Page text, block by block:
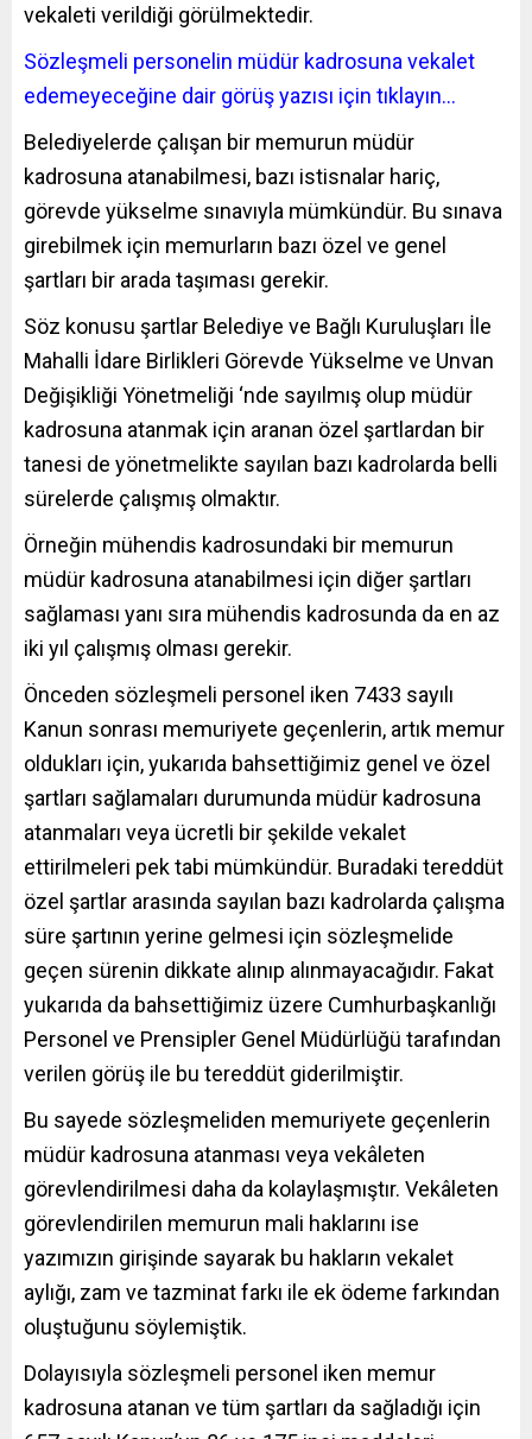
vekaleti verildiği görülmektedir.
Sözleşmeli personelin müdür kadrosuna vekalet
edemeyeceğine dair görüş yazısı için tıklayın…
Belediyelerde çalışan bir memurun müdür
kadrosuna atanabilmesi, bazı istisnalar hariç,
görevde yükselme sınavıyla mümkündür. Bu sınava
girebilmek için memurların bazı özel ve genel
şartları bir arada taşıması gerekir.
Söz konusu şartlar Belediye ve Bağlı Kuruluşları İle
Mahalli İdare Birlikleri Görevde Yükselme ve Unvan
Değişikliği Yönetmeliği ‘nde sayılmış olup müdür
kadrosuna atanmak için aranan özel şartlardan bir
tanesi de yönetmelikte sayılan bazı kadrolarda belli
sürelerde çalışmış olmaktır.
Örneğin mühendis kadrosundaki bir memurun
müdür kadrosuna atanabilmesi için diğer şartları
sağlaması yanı sıra mühendis kadrosunda da en az
iki yıl çalışmış olması gerekir.
Önceden sözleşmeli personel iken 7433 sayılı
Kanun sonrası memuriyete geçenlerin, artık memur
oldukları için, yukarıda bahsettiğimiz genel ve özel
şartları sağlamaları durumunda müdür kadrosuna
atanmaları veya ücretli bir şekilde vekalet
ettirilmeleri pek tabi mümkündür. Buradaki tereddüt
özel şartlar arasında sayılan bazı kadrolarda çalışma
süre şartının yerine gelmesi için sözleşmelide
geçen sürenin dikkate alınıp alınmayacağıdır. Fakat
yukarıda da bahsettiğimiz üzere Cumhurbaşkanlığı
Personel ve Prensipler Genel Müdürlüğü tarafından
verilen görüş ile bu tereddüt giderilmiştir.
Bu sayede sözleşmeliden memuriyete geçenlerin
müdür kadrosuna atanması veya vekâleten
görevlendirilmesi daha da kolaylaşmıştır. Vekâleten
görevlendirilen memurun mali haklarını ise
yazımızın girişinde sayarak bu hakların vekalet
aylığı, zam ve tazminat farkı ile ek ödeme farkından
oluştuğunu söylemiştik.
Dolayısıyla sözleşmeli personel iken memur
kadrosuna atanan ve tüm şartları da sağladığı için